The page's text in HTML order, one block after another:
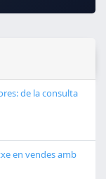
de la consulta
en vendes amb